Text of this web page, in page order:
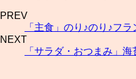
PREV
「主食」のり♪のり♪フラ
NEXT
「サラダ・おつまみ」